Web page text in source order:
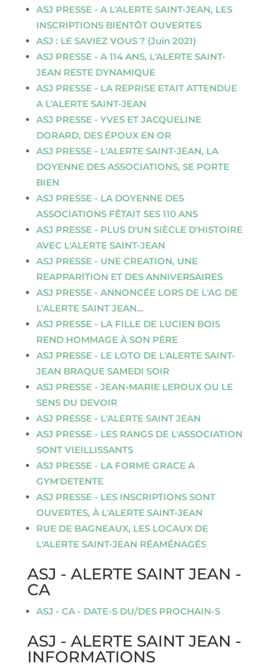
ASJ PRESSE - A L'ALERTE SAINT-JEAN, LES
INSCRIPTIONS BIENTÔT OUVERTES
ASJ : LE SAVIEZ VOUS ? (Juin 2021)
ASJ PRESSE - A 114 ANS, L'ALERTE SAINT-
JEAN RESTE DYNAMIQUE
ASJ PRESSE - LA REPRISE ETAIT ATTENDUE
A L'ALERTE SAINT-JEAN
ASJ PRESSE - YVES ET JACQUELINE
DORARD, DES ÉPOUX EN OR
ASJ PRESSE - L'ALERTE SAINT-JEAN, LA
DOYENNE DES ASSOCIATIONS, SE PORTE
BIEN
ASJ PRESSE - LA DOYENNE DES
ASSOCIATIONS FÊTAIT SES 110 ANS
ASJ PRESSE - PLUS D'UN SIÈCLE D'HISTOIRE
AVEC L'ALERTE SAINT-JEAN
ASJ PRESSE - UNE CREATION, UNE
REAPPARITION ET DES ANNIVERSAIRES
ASJ PRESSE - ANNONCÉE LORS DE L'AG DE
L'ALERTE SAINT JEAN…
ASJ PRESSE - LA FILLE DE LUCIEN BOIS
REND HOMMAGE À SON PÈRE
ASJ PRESSE - LE LOTO DE L'ALERTE SAINT-
JEAN BRAQUE SAMEDI SOIR
ASJ PRESSE - JEAN-MARIE LEROUX OU LE
SENS DU DEVOIR
ASJ PRESSE - L'ALERTE SAINT JEAN
ASJ PRESSE - LES RANGS DE L'ASSOCIATION
SONT VIEILLISSANTS
ASJ PRESSE - LA FORME GRACE A
GYM'DETENTE
ASJ PRESSE - LES INSCRIPTIONS SONT
OUVERTES, À L'ALERTE SAINT-JEAN
RUE DE BAGNEAUX, LES LOCAUX DE
L'ALERTE SAINT-JEAN RÉAMÉNAGÉS
ASJ - ALERTE SAINT JEAN -
CA
ASJ - CA - DATE-S DU/DES PROCHAIN-S
ASJ - ALERTE SAINT JEAN -
INFORMATIONS